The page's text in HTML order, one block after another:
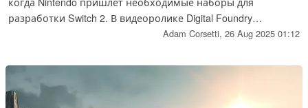
разработки Switch 2. В видеоролике Digital Foundry
рассказывается о том, как компания поощряет
Геймеры не могут понять, почему Nintendo не хочет
разработчиков.
Adam Corsetti, 26 Aug 2025 01:12